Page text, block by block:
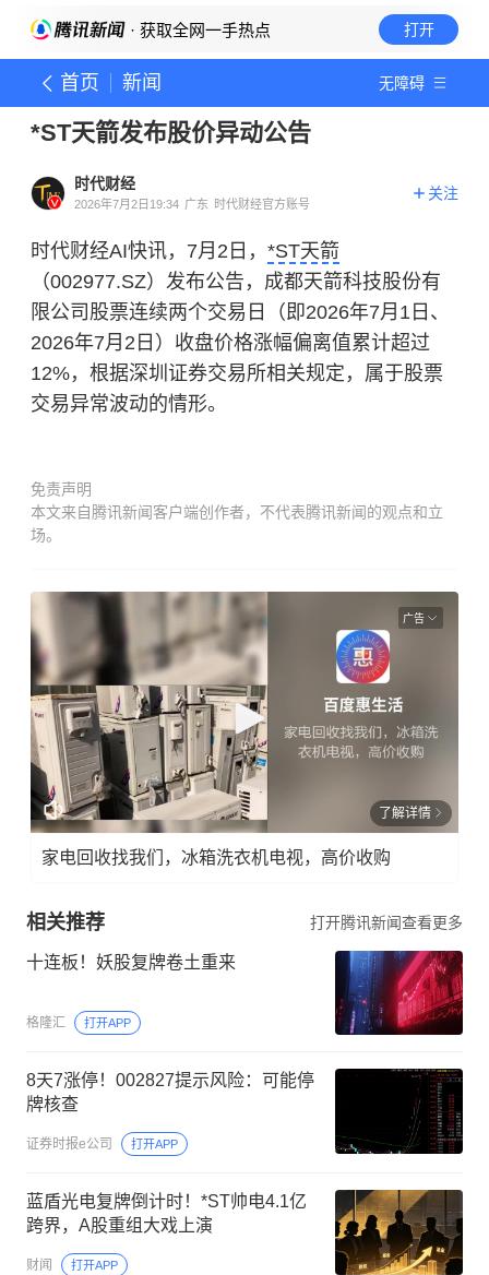
· 获取全网一手热点 打开
首页 新闻 无障碍
*ST天箭发布股价异动公告
时代财经
2026年7月2日19:34 广东 时代财经官方账号
关注
时代财经AI快讯，7月2日， *ST天箭
（002977.SZ）发布公告，成都天箭科技股份有
限公司股票连续两个交易日（即2026年7月1日、
2026年7月2日）收盘价格涨幅偏离值累计超过
12%，根据深圳证券交易所相关规定，属于股票
交易异常波动的情形。
免责声明
本文来自腾讯新闻客户端创作者，不代表腾讯新闻的观点和立
场。
广告
了解详情
家电回收找我们，冰箱洗衣机电视，高价收购
相关推荐 打开腾讯新闻查看更多
十连板！妖股复牌卷土重来
格隆汇 打开APP
8天7涨停！002827提示风险：可能停
牌核查
证券时报e公司 打开APP
蓝盾光电复牌倒计时！*ST帅电4.1亿
跨界，A股重组大戏上演
财闻 打开APP